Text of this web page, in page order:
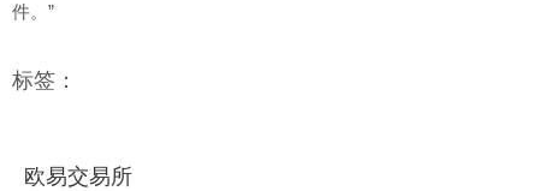
件。”
标签：
欧易交易所